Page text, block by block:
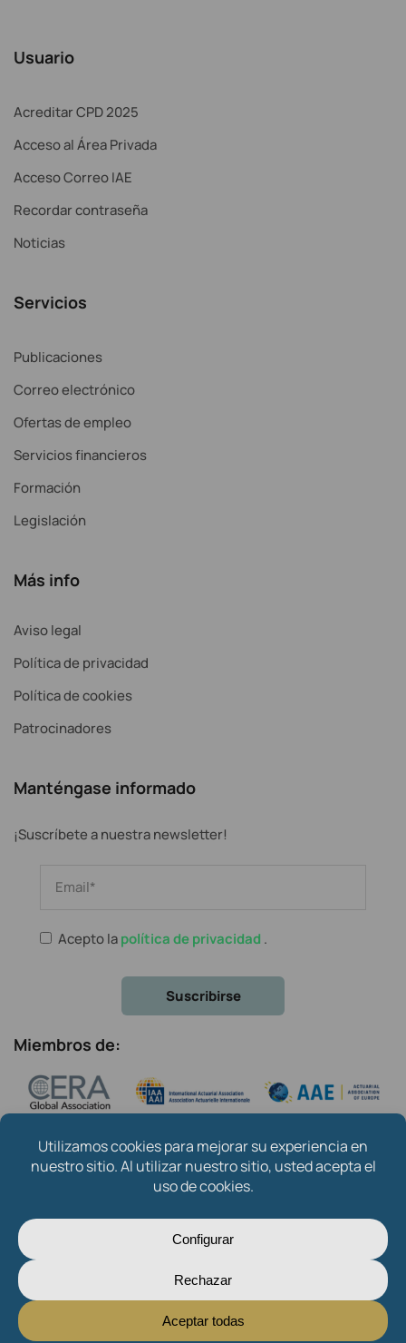
Usuario
Acreditar CPD 2025
Acceso al Área Privada
Acceso Correo IAE
Recordar contraseña
Noticias
Servicios
Publicaciones
Correo electrónico
Ofertas de empleo
Servicios financieros
Formación
Legislación
Más info
Aviso legal
Política de privacidad
Política de cookies
Patrocinadores
Manténgase informado
¡Suscríbete a nuestra newsletter!
Acepto lapolítica de privacidad .
Miembros de:
Copyright © 2024Instituto de Actuarios Españoles.
Created byOksana Mytsan
Sobre nosotros